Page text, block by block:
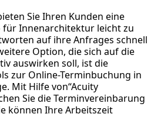
Sie Ihren Kunden eine
Innenarchitektur leicht zu
auf ihre Anfrages schnell
Option, die sich auf die
auswirken soll, ist die
zur Online-Terminbuchung in
Mit Hilfe von“Acuity
Sie die Terminvereinbarung
können Ihre Arbeitszeit